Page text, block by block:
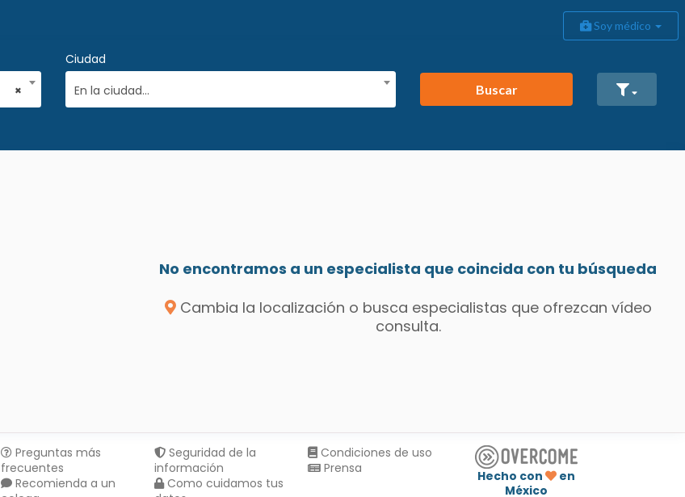
Soy médico
×
Ciudad
En la ciudad...
Buscar
No encontramos a un especialista que coincida con tu búsqueda
Cambia la localización o busca especialistas que ofrezcan vídeo
consulta.
Preguntas más
frecuentes
Recomienda a un
Seguridad de la
información
Como cuidamos tus
Condiciones de uso
Prensa
Hecho con
en
México